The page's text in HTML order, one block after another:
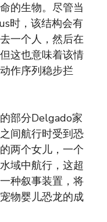
的生物。尽管当
时，该结构会有
一个人，然后在
这也意味着该情
作序列稳步拦
部分Delgado家
间航行时受到恐
两个女儿，一个
域中航行，这超
种叙事装置，将
物婴儿恐龙的成